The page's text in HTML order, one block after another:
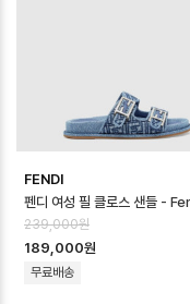
FENDI
239,000원
189,000원
무료배송